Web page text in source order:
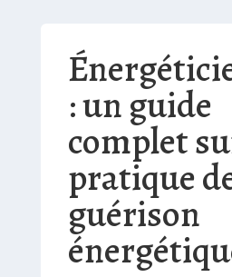
: un guide
complet
pratique
guérison